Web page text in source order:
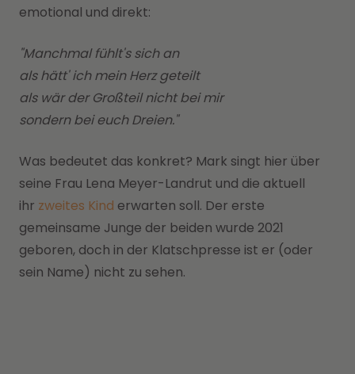
emotional und direkt:
"Manchmal fühlt's sich an
als hätt' ich mein Herz geteilt
als wär der Großteil nicht bei mir
sondern bei euch Dreien."
Was bedeutet das konkret? Mark singt hier über
seine Frau Lena Meyer-Landrut und die aktuell
ihr zweites Kind erwarten soll. Der erste
gemeinsame Junge der beiden wurde 2021
geboren, doch in der Klatschpresse ist er (oder
sein Name) nicht zu sehen.